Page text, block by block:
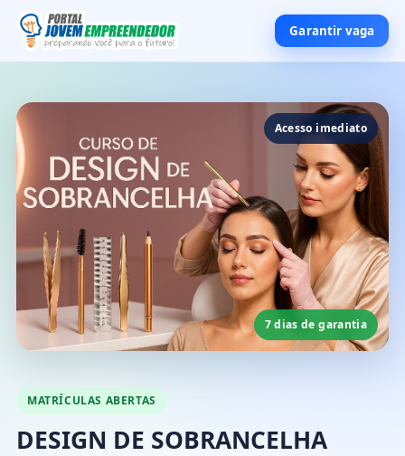
Garantir vaga
MATRÍCULAS ABERTAS
DESIGN DE SOBRANCELHA
Acesso imediato
7 dias de garantia